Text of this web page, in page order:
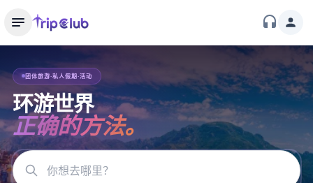
团体旅游·私人假期·活动
环游世界
正确的方法。